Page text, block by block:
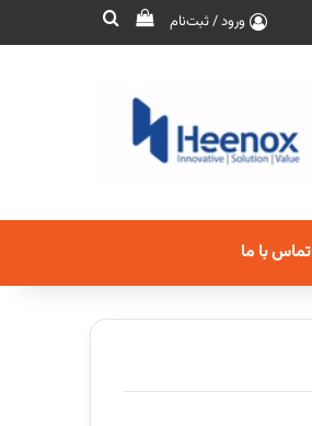
ورود / ثبت‌نام
تماس با ما